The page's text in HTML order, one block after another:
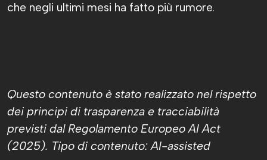
che negli ultimi mesi ha fatto più rumore.
Questo contenuto è stato realizzato nel rispetto
dei principi di trasparenza e tracciabilità
previsti dal Regolamento Europeo AI Act
(2025). Tipo di contenuto: AI-assisted